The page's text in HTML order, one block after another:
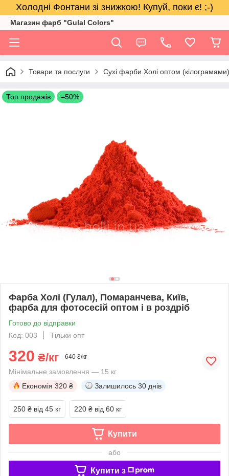
Холодні Фонтани зі знижкою! Купуй, поки є! ;-)
Магазин фарб "Gulal Colors"
Товари та послуги Сухі фарби Холі оптом (кілограмами)
Топ продажів –50%
Фарба Холі (Гулал), Помаранчева, Київ,
фарба для фотосесій оптом і в роздріб
Готово до відправки
Код: 003
Тільки опт
320 ₴/кг 640 ₴/кг
Мінімальне замовлення — 15 кг
Економія 320 ₴ Залишилось 30 днів
250 ₴ від 45 кг 220 ₴ від 60 кг
Купити
або
Купити з